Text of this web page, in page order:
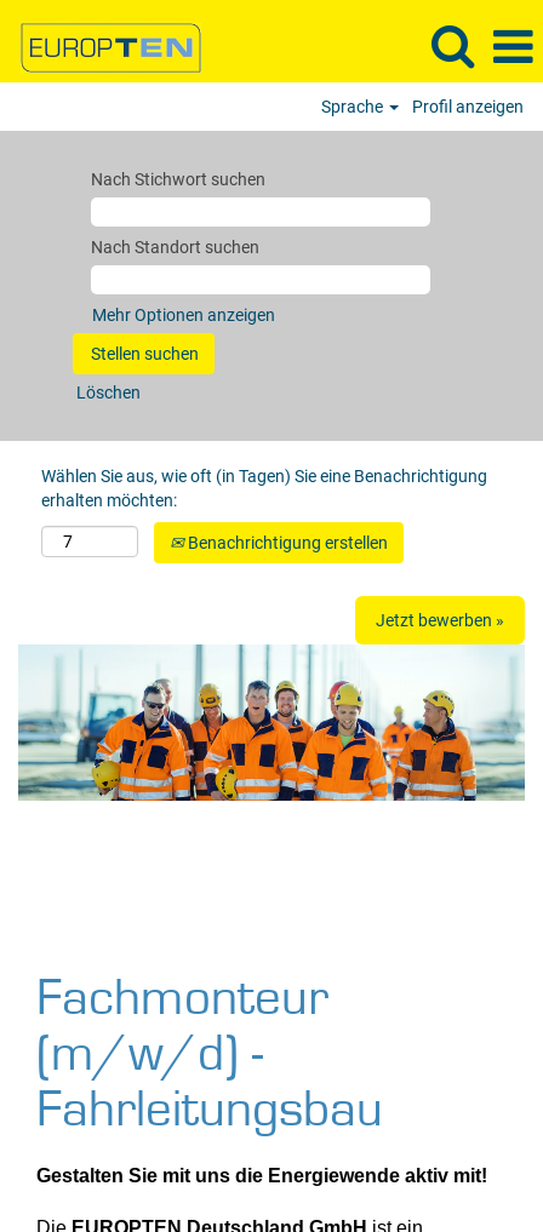
Sprache Profil anzeigen
Nach Stichwort suchen
Nach Standort suchen
Mehr Optionen anzeigen
Löschen
Wählen Sie aus, wie oft (in Tagen) Sie eine Benachrichtigung
erhalten möchten:
Benachrichtigung erstellen
Jetzt bewerben »
Fachmonteur
(m/w/d) -
Fahrleitungsbau
Gestalten Sie mit uns die Energiewende aktiv mit!
Die EUROPTEN Deutschland GmbH ist ein